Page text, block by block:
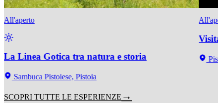
All'aperto
La Linea Gotica tra natura e storia
Sambuca Pistoiese, Pistoia
SCOPRI TUTTE LE ESPERIENZE